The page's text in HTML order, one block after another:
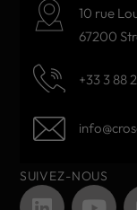
10 rue
67200
+33 3 88
SUIVEZ-NOUS